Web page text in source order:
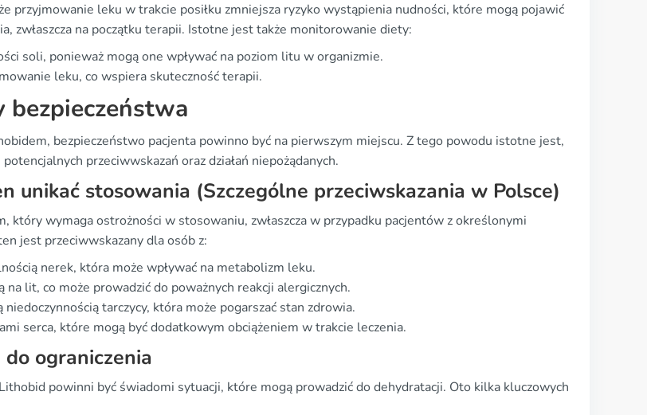
że przyjmowanie leku w trakcie posiłku zmniejsza ryzyko wystąpienia nudności, które mogą pojawić
zwłaszcza na początku terapii. Istotne jest także monitorowanie diety:
soli, ponieważ mogą one wpływać na poziom litu w organizmie.
leku, co wspiera skuteczność terapii.
bezpieczeństwo pacjenta powinno być na pierwszym miejscu. Z tego powodu istotne jest,
przeciwwskazań oraz działań niepożądanych.
unikać stosowania (Szczególne przeciwskazania w Polsce)
który wymaga ostrożności w stosowaniu, zwłaszcza w przypadku pacjentów z określonymi
jest przeciwwskazany dla osób z:
nerek, która może wpływać na metabolizm leku.
na lit, co może prowadzić do poważnych reakcji alergicznych.
tarczycy, która może pogarszać stan zdrowia.
serca, które mogą być dodatkowym obciążeniem w trakcie leczenia.
ograniczenia
powinni być świadomi sytuacji, które mogą prowadzić do dehydratacji. Oto kilka kluczowych